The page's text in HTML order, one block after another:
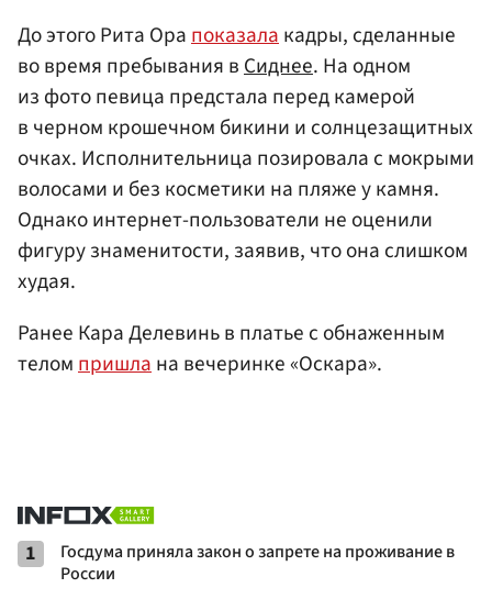
До этого Рита Орапоказалакадры, сделанные
во время пребывания вСиднее. На одном
из фото певица предстала перед камерой
в черном крошечном бикини и солнцезащитных
очках. Исполнительница позировала с мокрыми
волосами и без косметики на пляже у камня.
Однако интернет-пользователи не оценили
фигуру знаменитости, заявив, что она слишком
худая.
Ранее Кара Делевинь в платье с обнаженным
теломпришлана вечеринке «Оскара».
1
Госдума приняла закон о запрете на проживание в
России